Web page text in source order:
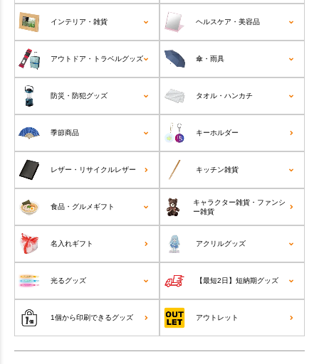
インテリア・雑貨 ヘルスケア・美容品
アウトドア・トラベルグッズ 傘・雨具
防災・防犯グッズ タオル・ハンカチ
季節商品 キーホルダー
レザー・リサイクルレザー キッチン雑貨
食品・グルメギフト
キャラクター雑貨・ファンシ
ー雑貨
名入れギフト アクリルグッズ
光るグッズ 【最短2日】短納期グッズ
1個から印刷できるグッズ アウトレット